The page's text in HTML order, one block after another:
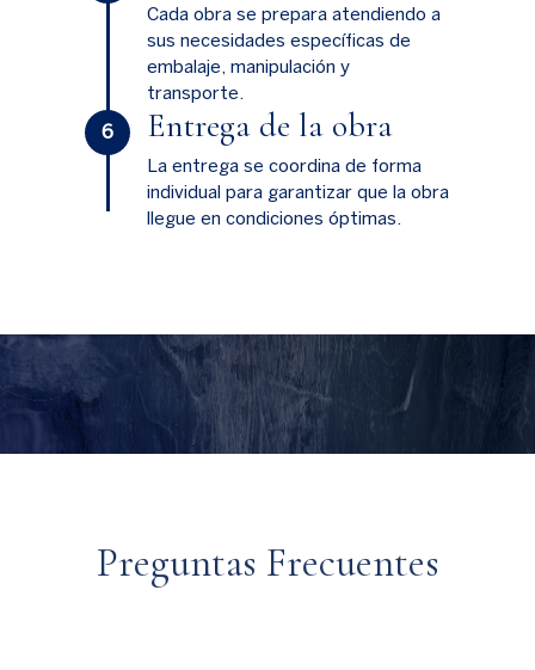
6 Entrega de la obra
La entrega se coordina de forma
individual para garantizar que la obra
llegue en condiciones óptimas.
Cada obra se prepara atendiendo a
sus necesidades específicas de
embalaje, manipulación y
transporte.
Preguntas Frecuentes